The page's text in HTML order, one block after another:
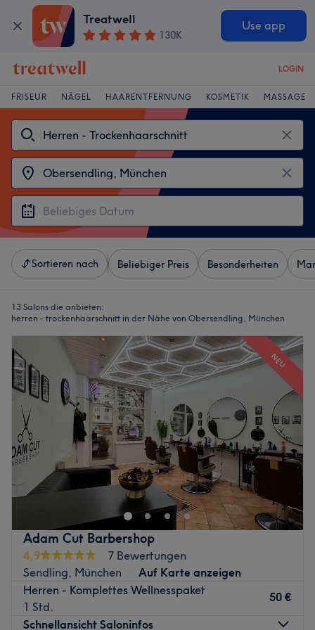
Treatwell
130K
Use app
LOGIN
FRISEUR NÄGEL HAARENTFERNUNG KOSMETIK MASSAGE
Sortieren nach Beliebiger Preis Besonderheiten
13 Salons die anbieten:
herren - trockenhaarschnitt in der Nähe von Obersendling, München
NEU
Adam Cut Barbershop
4,9
7 Bewertungen
Sendling, München
Auf Karte anzeigen
Herren - Komplettes Wellnesspaket
1 Std.
50 €
Schnellansicht Saloninfos